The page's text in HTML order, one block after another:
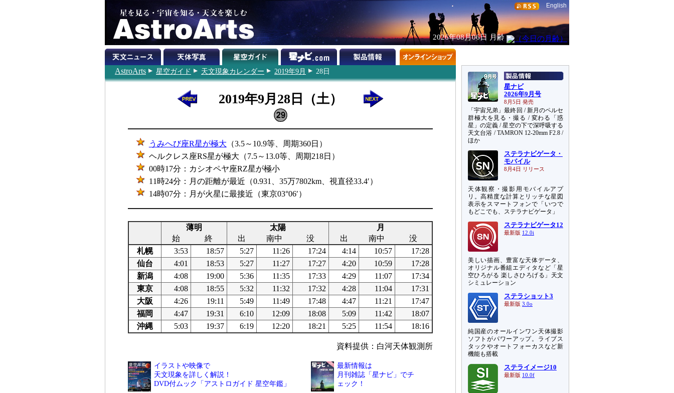
English
2026年08月06日 月齢
AstroArts 星空ガイド 天文現象カレンダー 2019年9月 28日
2019年9月28日（土）
うみへび座R星が極大 （3.5～10.9等、周期360日）
ヘルクレス座RS星が極大（7.5～13.0等、周期218日）
00時17分：カシオペヤ座RZ星が極小
11時24分：月の距離が最近（0.931、35万7802km、視直径33.4′）
14時07分：月が火星に最接近（東京03°06′）
薄明 太陽
月
始
終 出 南中 没 出 南中
没
札幌
3:53 18:57 5:27 11:26 17:24 4:14 10:57
17:28
仙台
4:01 18:53 5:27 11:27 17:27 4:20 10:59
17:28
新潟
4:08 19:00 5:36 11:35 17:33 4:29 11:07
17:34
東京
4:08 18:55 5:32 11:32 17:32 4:28 11:04
17:31
大阪
4:26 19:11 5:49 11:49 17:48 4:47 11:21
17:47
福岡
4:47 19:31 6:10 12:09 18:08 5:09 11:42
18:07
沖縄
5:03 19:37 6:19 12:20 18:21 5:25 11:54 18:16
資料提供：白河天体観測所
イラストや映像で
天文現象を詳しく解説！
DVD付ムック「アストロガイド 星空年鑑」
最新情報は
月刊雑誌「星ナビ」でチ
ェック！
星ナビ
2026年9月号
8月5日 発売
「宇宙兄弟」最終回 / 新月のペルセ
群極大を見る・撮る / 変わる「惑
星」の定義 / 星空の下で深呼吸する
天文台浴 / TAMRON 12-20mm F2.8 /
ほか
ステラナビゲータ・
モバイル
8月4日 リリース
天体観察・撮影用モバイルアプ
リ。高精度な計算とリッチな星図
表示をスマートフォンで「いつで
もどこでも、ステラナビゲータ」
ステラナビゲータ12
最新版 12.0i
美しい描画、豊富な天体データ、
オリジナル番組エディタなど「星
空ひろがる 楽しさひろげる」天文
シミュレーション
ステラショット3
最新版 3.0o
純国産のオールインワン天体撮影
ソフトがパワーアップ。ライブス
タックやオートフォーカスなど新
機能も搭載
ステライメージ10
最新版 10.0f